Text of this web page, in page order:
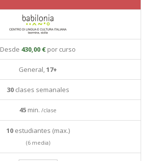
Desde 430,00 € por curso
General,17+
30clases semanales
45 min. /clase
10estudiantes (max.)
(6 media)